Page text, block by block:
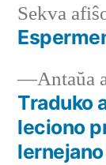
tra
afiŝoj
Antaŭa
Traduko
leciono
Sekva